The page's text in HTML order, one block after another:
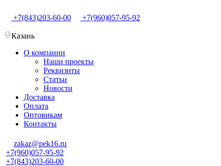
+7(843)203-60-00 +7(960)057-95-92
Казань
О компании
Наши проекты
Реквизиты
Статьи
Новости
Доставка
Оплата
Оптовикам
Контакты
zakaz@pek16.ru
+7(960)057-95-92
+7(843)203-60-00